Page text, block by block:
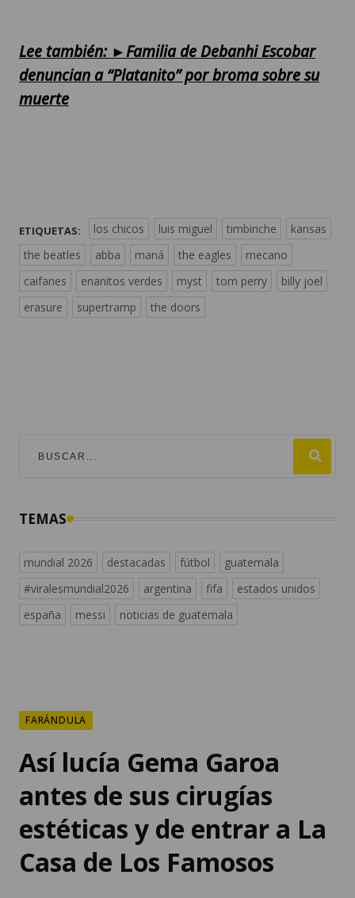
Lee también: ►Familia de Debanhi Escobar
denuncian a “Platanito” por broma sobre su
muerte
ETIQUETAS: los chicos luis miguel timbiriche
kansas
the beatles
abba maná the eagles
mecano
caifanes
enanitos verdes myst tom perry
billy joel
erasure
supertramp the doors
TEMAS
mundial 2026 destacadas fútbol
guatemala
#viralesmundial2026
argentina fifa
estados unidos
españa
messi noticias de guatemala
FARÁNDULA
Así lucía Gema Garoa
antes de sus cirugías
estéticas y de entrar a La
Casa de Los Famosos